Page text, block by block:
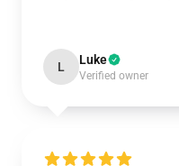
L Luke
Verified owner